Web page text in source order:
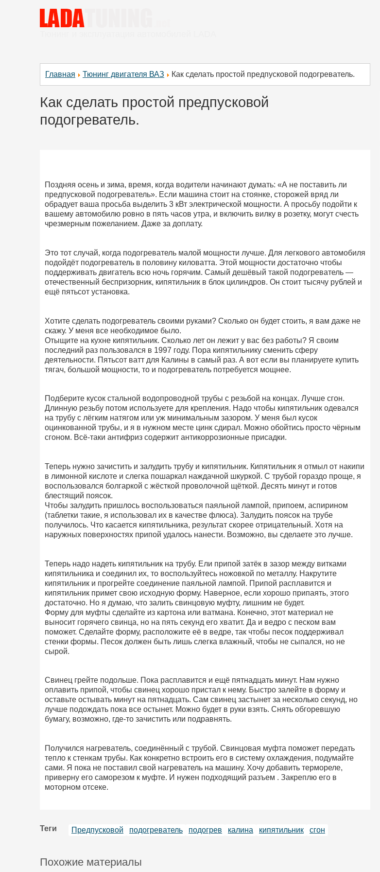
Главная Тюнинг двигателя ВАЗ Как сделать простой предпусковой подогреватель.
Как сделать простой предпусковой
подогреватель.
Поздняя осень и зима, время, когда водители начинают думать: «А не поставить ли
предпусковой подогреватель». Если машина стоит на стоянке, сторожей вряд ли
обрадует ваша просьба выделить 3 кВт электрической мощности. А просьбу подойти к
вашему автомобилю ровно в пять часов утра, и включить вилку в розетку, могут счесть
чрезмерным пожеланием. Даже за доплату.
Это тот случай, когда подогреватель малой мощности лучше. Для легкового автомобиля
подойдёт подогреватель в половину киловатта. Этой мощности достаточно чтобы
поддерживать двигатель всю ночь горячим. Самый дешёвый такой подогреватель —
отечественный беспризорник, кипятильник в блок цилиндров. Он стоит тысячу рублей и
ещё пятьсот установка.
Хотите сделать подогреватель своими руками? Сколько он будет стоить, я вам даже не
скажу. У меня все необходимое было.
Отыщите на кухне кипятильник. Сколько лет он лежит у вас без работы? Я своим
последний раз пользовался в 1997 году. Пора кипятильнику сменить сферу
деятельности. Пятьсот ватт для Калины в самый раз. А вот если вы планируете купить
тягач, большой мощности, то и подогреватель потребуется мощнее.
Подберите кусок стальной водопроводной трубы с резьбой на концах. Лучше сгон.
Длинную резьбу потом используете для крепления. Надо чтобы кипятильник одевался
на трубу с лёгким натягом или уж минимальным зазором. У меня был кусок
оцинкованной трубы, и я в нужном месте цинк сдирал. Можно обойтись просто чёрным
сгоном. Всё-таки антифриз содержит антикоррозионные присадки.
Теперь нужно зачистить и залудить трубу и кипятильник. Кипятильник я отмыл от накипи
в лимонной кислоте и слегка пошаркал наждачной шкуркой. С трубой гораздо проще, я
воспользовался болгаркой с жёсткой проволочной щёткой. Десять минут и готов
блестящий поясок.
Чтобы залудить пришлось воспользоваться паяльной лампой, припоем, аспирином
(таблетки такие, я использовал их в качестве флюса). Залудить поясок на трубе
получилось. Что касается кипятильника, результат скорее отрицательный. Хотя на
наружных поверхностях припой удалось нанести. Возможно, вы сделаете это лучше.
Теперь надо надеть кипятильник на трубу. Ели припой затёк в зазор между витками
кипятильника и соединил их, то воспользуйтесь ножовкой по металлу. Накрутите
кипятильник и прогрейте соединение паяльной лампой. Припой расплавится и
кипятильник примет свою исходную форму. Наверное, если хорошо припаять, этого
достаточно. Но я думаю, что залить свинцовую муфту, лишним не будет.
Форму для муфты сделайте из картона или ватмана. Конечно, этот материал не
выносит горячего свинца, но на пять секунд его хватит. Да и ведро с песком вам
поможет. Сделайте форму, расположите её в ведре, так чтобы песок поддерживал
стенки формы. Песок должен быть лишь слегка влажный, чтобы не сыпался, но не
сырой.
Свинец грейте подольше. Пока расплавится и ещё пятнадцать минут. Нам нужно
оплавить припой, чтобы свинец хорошо пристал к нему. Быстро залейте в форму и
оставьте остывать минут на пятнадцать. Сам свинец застынет за несколько секунд, но
лучше подождать пока все остынет. Можно будет в руки взять. Снять обгоревшую
бумагу, возможно, где-то зачистить или подравнять.
Получился нагреватель, соединённый с трубой. Свинцовая муфта поможет передать
тепло к стенкам трубы. Как конкретно встроить его в систему охлаждения, подумайте
сами. Я пока не поставил свой нагреватель на машину. Хочу добавить термореле,
приверну его саморезом к муфте. И нужен подходящий разъем . Закреплю его в
моторном отсеке.
Теги Предпусковой подогреватель подогрев калина кипятильник сгон
Похожие материалы